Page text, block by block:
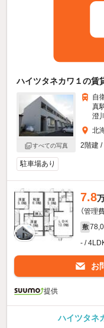
ハイツタネカワ１の賃
すべての写真
自
真
澄
北
2階建 /
駐車場あり
7.8
（管理
敷
- /
お
提供
ハイツタネ